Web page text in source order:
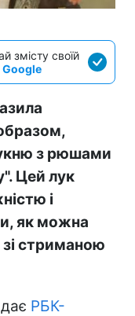
змісту своїй
Google
з рюшами
Цей лук
і
як можна
зі стриманою
РБК-